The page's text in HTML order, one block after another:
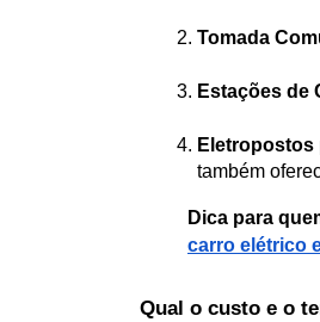
Tomada
Estações de
também
Dica para
carro elétrico
Qual o custo e o